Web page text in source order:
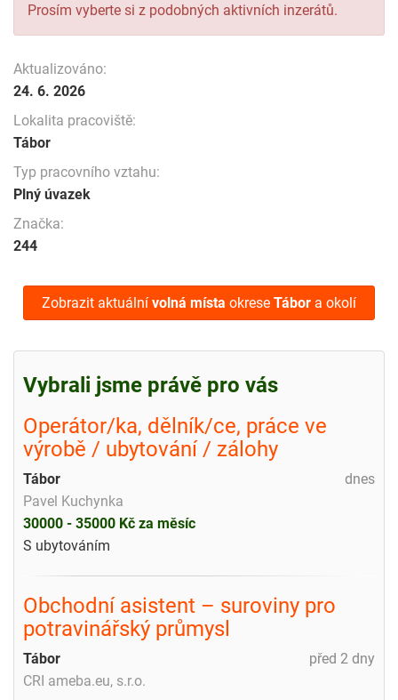
Prosím vyberte si z podobných aktivních inzerátů.
Aktualizováno:
24. 6. 2026
Lokalita pracoviště:
Tábor
Typ pracovního vztahu:
Plný úvazek
Značka:
244
Zobrazit aktuální volná místa okrese Tábor a okolí
Vybrali jsme právě pro vás
Operátor/ka, dělník/ce, práce ve
výrobě / ubytování / zálohy
dnes
Tábor
Pavel Kuchynka
30000 - 35000 Kč za měsíc
S ubytováním
Obchodní asistent – suroviny pro
potravinářský průmysl
před 2 dny
Tábor
CRI ameba.eu, s.r.o.